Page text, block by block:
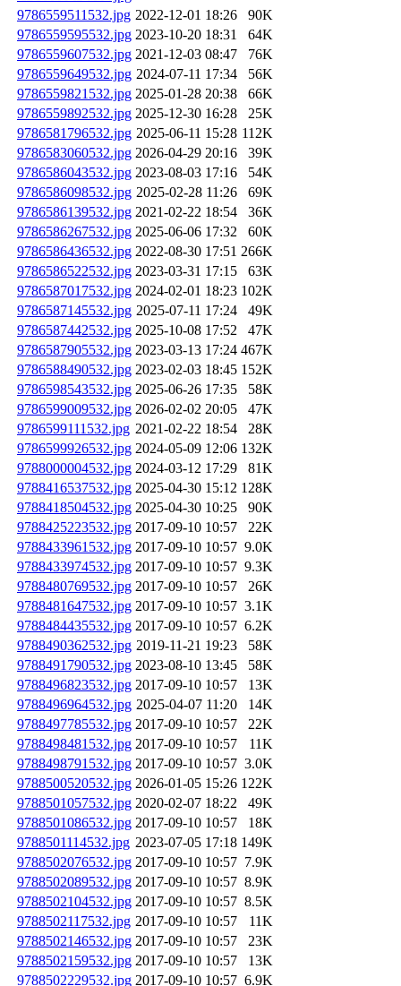
9786559511532.jpg 2022-12-01 18:26
90K
9786559595532.jpg 2023-10-20 18:31
64K
9786559607532.jpg 2021-12-03 08:47
76K
9786559649532.jpg 2024-07-11 17:34
56K
9786559821532.jpg 2025-01-28 20:38
66K
9786559892532.jpg 2025-12-30 16:28
25K
9786581796532.jpg 2025-06-11 15:28 112K
9786583060532.jpg 2026-04-29 20:16
39K
9786586043532.jpg 2023-08-03 17:16
54K
9786586098532.jpg 2025-02-28 11:26
69K
9786586139532.jpg 2021-02-22 18:54
36K
9786586267532.jpg 2025-06-06 17:32
60K
9786586436532.jpg 2022-08-30 17:51 266K
9786586522532.jpg 2023-03-31 17:15
63K
9786587017532.jpg 2024-02-01 18:23 102K
9786587145532.jpg 2025-07-11 17:24
49K
9786587442532.jpg 2025-10-08 17:52
47K
9786587905532.jpg 2023-03-13 17:24 467K
9786588490532.jpg 2023-02-03 18:45 152K
9786598543532.jpg 2025-06-26 17:35
58K
9786599009532.jpg 2026-02-02 20:05
47K
9786599111532.jpg 2021-02-22 18:54
28K
9786599926532.jpg 2024-05-09 12:06 132K
9788000004532.jpg 2024-03-12 17:29
81K
9788416537532.jpg 2025-04-30 15:12 128K
9788418504532.jpg 2025-04-30 10:25
90K
9788425223532.jpg 2017-09-10 10:57
22K
9788433961532.jpg 2017-09-10 10:57 9.0K
9788433974532.jpg 2017-09-10 10:57 9.3K
9788480769532.jpg 2017-09-10 10:57
26K
9788481647532.jpg 2017-09-10 10:57 3.1K
9788484435532.jpg 2017-09-10 10:57 6.2K
9788490362532.jpg 2019-11-21 19:23
58K
9788491790532.jpg 2023-08-10 13:45
58K
9788496823532.jpg 2017-09-10 10:57
13K
9788496964532.jpg 2025-04-07 11:20
14K
9788497785532.jpg 2017-09-10 10:57
22K
9788498481532.jpg 2017-09-10 10:57
11K
9788498791532.jpg 2017-09-10 10:57 3.0K
9788500520532.jpg 2026-01-05 15:26 122K
9788501057532.jpg 2020-02-07 18:22
49K
9788501086532.jpg 2017-09-10 10:57
18K
9788501114532.jpg 2023-07-05 17:18 149K
9788502076532.jpg 2017-09-10 10:57 7.9K
9788502089532.jpg 2017-09-10 10:57 8.9K
9788502104532.jpg 2017-09-10 10:57 8.5K
9788502117532.jpg 2017-09-10 10:57
11K
9788502146532.jpg 2017-09-10 10:57
23K
9788502159532.jpg 2017-09-10 10:57
13K
9788502229532.jpg 2017-09-10 10:57 6.9K